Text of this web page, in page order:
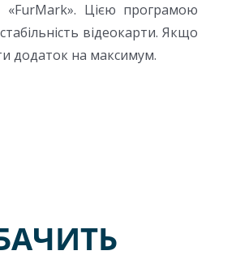
«FurMark». Цією програмою
відеокарти. Якщо
додаток на максимум.